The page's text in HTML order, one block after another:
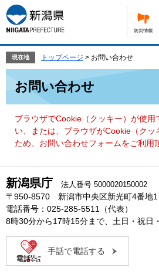
ー
ジ
の
頭
す。
ニ
ュ
ー
飛
て
現在地 トップページ > お問い合わせ
お問い合わせ
ブラウザでCookie（クッキー）が使用
い、または、ブラウザがCookie（ク
ため、お問い合わせフォームをご利用
新潟県庁 法人番号 5000020150002
〒950-8570 新潟市中央区新光町4番地1
電話番号：025-285-5511（代表）
8時30分から17時15分まで、土日・祝日
手話で電話する